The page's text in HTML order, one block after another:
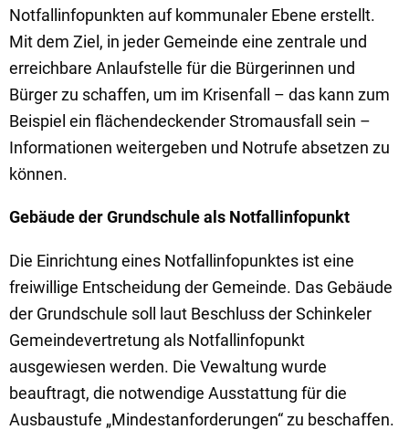
Notfallinfopunkten auf kommunaler Ebene erstellt.
Mit dem Ziel, in jeder Gemeinde eine zentrale und
erreichbare Anlaufstelle für die Bürgerinnen und
Bürger zu schaffen, um im Krisenfall – das kann zum
Beispiel ein flächendeckender Stromausfall sein –
Informationen weitergeben und Notrufe absetzen zu
können.
Gebäude der Grundschule als Notfallinfopunkt
Die Einrichtung eines Notfallinfopunktes ist eine
freiwillige Entscheidung der Gemeinde. Das Gebäude
der Grundschule soll laut Beschluss der Schinkeler
Gemeindevertretung als Notfallinfopunkt
ausgewiesen werden. Die Vewaltung wurde
beauftragt, die notwendige Ausstattung für die
Ausbaustufe „Mindestanforderungen“ zu beschaffen.